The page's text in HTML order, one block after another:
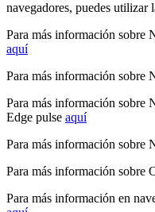
navegadores, puedes utilizar
Para más información sobre
aquí
Para más información sobre
Para más información sobre
Edge pulse aquí
Para más información sobre
Para más información sobre
Para más información en